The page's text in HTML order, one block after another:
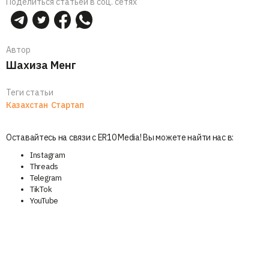
Автор
Шахиза Менг
Теги статьи
Казахстан Стартап
Оставайтесь на связи с ER10 Media! Вы можете найти нас в:
Instagram
Threads
Telegram
TikTok
YouTube